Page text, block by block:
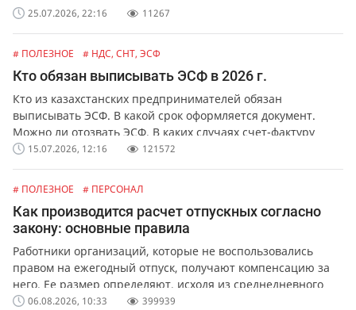
25.07.2026, 22:16 11267
# ПОЛЕЗНОЕ # НДС, СНТ, ЭСФ
Кто обязан выписывать ЭСФ в 2026 г.
Кто из казахстанских предпринимателей обязан
выписывать ЭСФ. В какой срок оформляется документ.
Можно ли отозвать ЭСФ. В каких случаях счет-фактуру
можно выписать в бумажной форме.
15.07.2026, 12:16 121572
# ПОЛЕЗНОЕ # ПЕРСОНАЛ
Как производится расчет отпускных согласно
закону: основные правила
Работники организаций, которые не воспользовались
правом на ежегодный отпуск, получают компенсацию за
него. Ее размер определяют, исходя из среднедневного
заработка сотрудника.
06.08.2026, 10:33 399939